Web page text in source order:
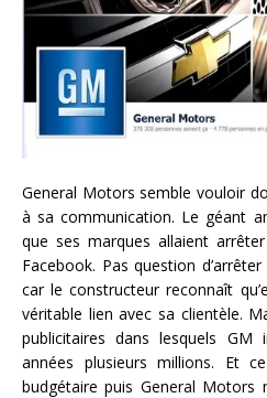
General Motors semble vouloir
à sa communication. Le géant
que ses marques allaient
Facebook. Pas question
car le constructeur reconnaît
véritable lien avec sa clientèle.
publicitaires dans lesquels GM
années plusieurs millions. Et
budgétaire puis General Motors